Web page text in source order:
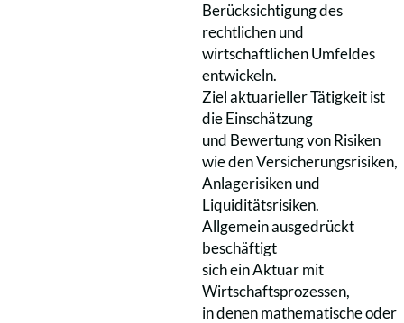
Berücksichtigung des
rechtlichen und
wirtschaftlichen Umfeldes
entwickeln.
Ziel aktuarieller Tätigkeit ist
die Einschätzung
und Bewertung von Risiken
wie den Versicherungsrisiken,
Anlagerisiken und
Liquiditätsrisiken.
Allgemein ausgedrückt
beschäftigt
sich ein Aktuar mit
Wirtschaftsprozessen,
in denen mathematische oder